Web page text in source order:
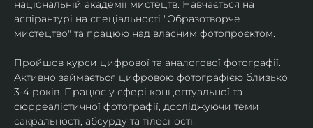
національній академії мистецтв. Навчається на
аспірантурі на спеціальності "Образотворче
мистецтво" та працюю над власним фотопроєктом.
Пройшов курси цифрової та аналогової фотографії.
Активно займається цифровою фотографією близько
3-4 років. Працює у сфері концептуальної та
сюрреалістичної фотографії, досліджуючи теми
сакральності, абсурду та тілесності.